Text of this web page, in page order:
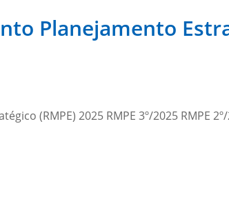
Planejamento
(RMPE) 2025 RMPE 3º/2025 RMPE 2º/